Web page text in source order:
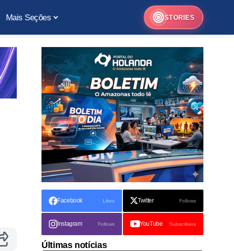
Mais Seções STORIES
Facebook Likes Twitter Follows
Instagram Follows YouTube Subscribers
Últimas notícias